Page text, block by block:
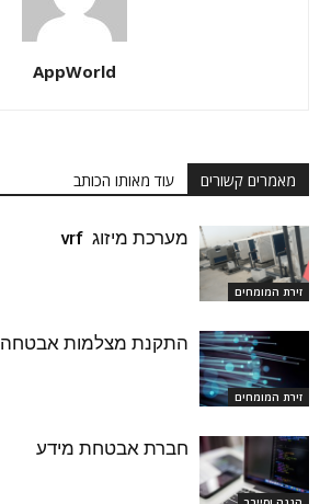
AppWorld
מאמרים קשורים עוד מאותו הכותב
זירת המומחים
מערכת מיזוג vrf
זירת המומחים
התקנת מצלמות אבטחה
חברת אבטחת מידע